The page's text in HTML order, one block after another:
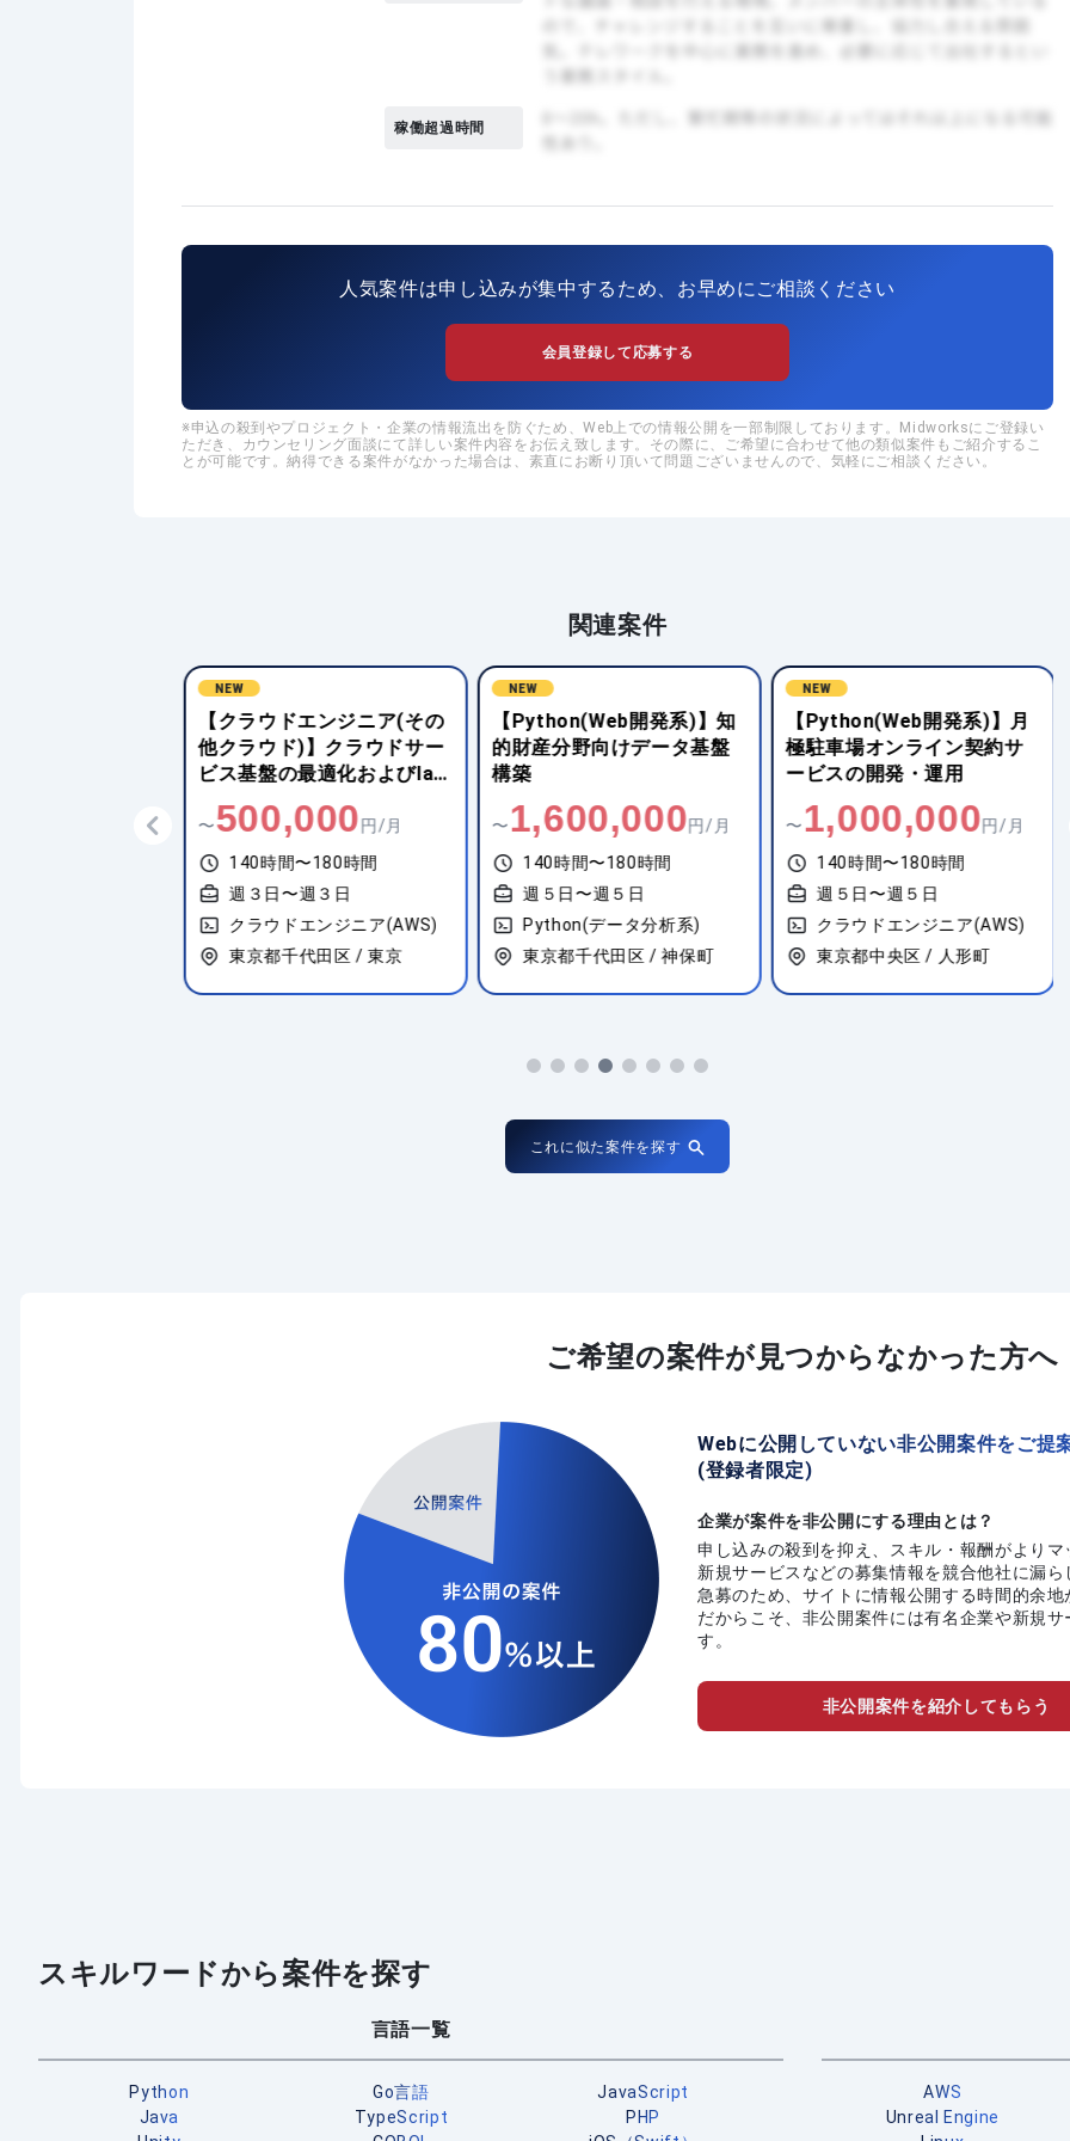
稼働超過時間
人気案件は申し込みが集中するため、お早めにご相談ください
会員登録して応募する
申込の殺到やプロジェクト・企業の情報流出を防ぐため、Web上での情報公開を一部制限しております。Midworksにご登録い
ただき、カウンセリング面談にて詳しい案件内容をお伝え致します。その際に、ご希望に合わせて他の類似案件もご紹介するこ
とが可能です。納得できる案件がなかった場合は、素直にお断り頂いて問題ございませんので、気軽にご相談ください。
関連案件
NEW
【クラウドエンジニア(その
他クラウド)】クラウドサー
ビス基盤の最適化およびIaC
推進
〜500,000 円/月
140時間〜180時間
週３日〜週３日
クラウドエンジニア(AWS)
東京都千代田区 / 東京
NEW
【Python(Web開発系)】知
的財産分野向けデータ基盤
構築
〜1,600,000円/月
140時間〜180時間
週５日〜週５日
Python(データ分析系)
東京都千代田区 / 神保町
NEW
【Python(Web開発系)】月
極駐車場オンライン契約サ
ービスの開発・運用
〜1,000,000円/月
140時間〜180時間
週５日〜週５日
クラウドエンジニア(AWS)
東京都中央区 / 人形町
これに似た案件を探す
ご希望の案件が見つからなかった方へ
Webに公開していない非公開案件をご提
(登録者限定)
企業が案件を非公開にする理由とは？
申し込みの殺到を抑え、スキル・報酬がより
新規サービスなどの募集情報を競合他社に漏ら
急募のため、サイトに情報公開する時間的余地
だからこそ、非公開案件には有名企業や新規サ
す。
非公開案件を紹介してもらう
スキルワードから案件を探す
言語一覧
Python Go言語
JavaScript
Java
TypeScript
PHP
AWS
Unreal Engine